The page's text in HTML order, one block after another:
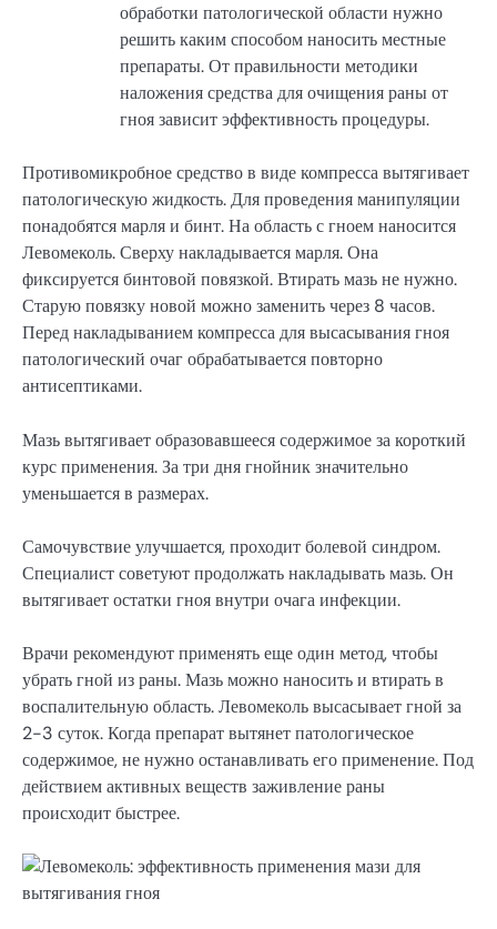
обработки патологической области нужно
решить каким способом наносить местные
препараты. От правильности методики
наложения средства для очищения раны от
гноя зависит эффективность процедуры.
Противомикробное средство в виде компресса вытягивает
патологическую жидкость. Для проведения манипуляции
понадобятся марля и бинт. На область с гноем наносится
Левомеколь. Сверху накладывается марля. Она
фиксируется бинтовой повязкой. Втирать мазь не нужно.
Старую повязку новой можно заменить через 8 часов.
Перед накладыванием компресса для высасывания гноя
патологический очаг обрабатывается повторно
антисептиками.
Мазь вытягивает образовавшееся содержимое за короткий
курс применения. За три дня гнойник значительно
уменьшается в размерах.
Самочувствие улучшается, проходит болевой синдром.
Специалист советуют продолжать накладывать мазь. Он
вытягивает остатки гноя внутри очага инфекции.
Врачи рекомендуют применять еще один метод, чтобы
убрать гной из раны. Мазь можно наносить и втирать в
воспалительную область. Левомеколь высасывает гной за
2-3 суток. Когда препарат вытянет патологическое
содержимое, не нужно останавливать его применение. Под
действием активных веществ заживление раны
происходит быстрее.